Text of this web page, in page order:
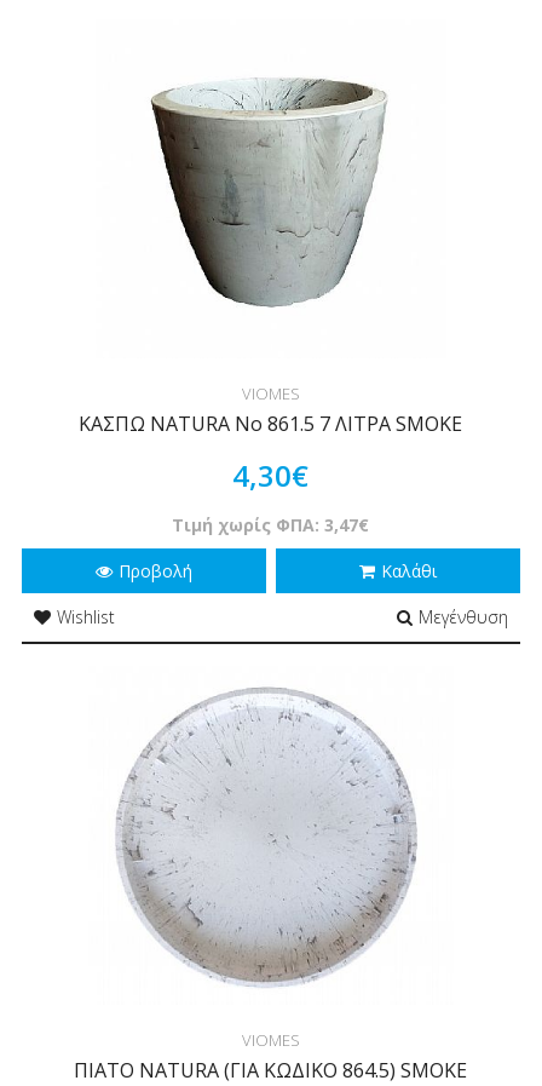
VIOMES
ΚΑΣΠΩ NATURA Νο 861.5 7 ΛΙΤΡΑ SMOKE
4,30€
Τιμή χωρίς ΦΠΑ: 3,47€
Προβολή
Καλάθι
Wishlist
Μεγένθυση
VIOMES
ΠΙΑΤΟ NATURA (ΓΙΑ ΚΩΔΙΚΟ 864.5) SMOKE